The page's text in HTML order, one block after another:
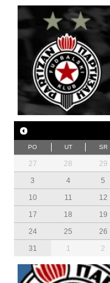
PO UT SR
27 28 29
3
4 5
10
11 12
17
18 19
24
25 26
31
1 2